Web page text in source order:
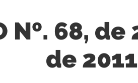
Nº. 68,
de 2011